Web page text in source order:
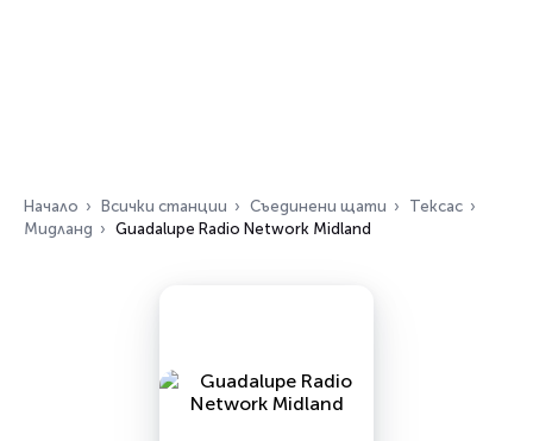
Начало Всички станции Съединени щати
Тексас
Мидланд
Guadalupe Radio Network Midland